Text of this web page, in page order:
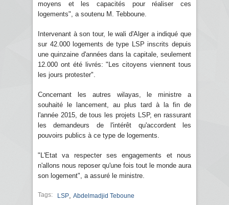
moyens et les capacités pour réaliser ces
logements", a soutenu M. Tebboune.
Intervenant à son tour, le wali d'Alger a indiqué que
sur 42.000 logements de type LSP inscrits depuis
une quinzaine d'années dans la capitale, seulement
12.000 ont été livrés: "Les citoyens viennent tous
les jours protester".
Concernant les autres wilayas, le ministre a
souhaité le lancement, au plus tard à la fin de
l'année 2015, de tous les projets LSP, en rassurant
les demandeurs de l'intérêt qu'accordent les
pouvoirs publics à ce type de logements.
"L'Etat va respecter ses engagements et nous
n'allons nous reposer qu'une fois tout le monde aura
son logement", a assuré le ministre.
Tags: LSP Abdelmadjid Teboune